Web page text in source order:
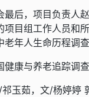
最后，项目负责人
项目组工作人员和
老年人生命历程调
健康与养老追踪调
玉茹，文/杨婷婷